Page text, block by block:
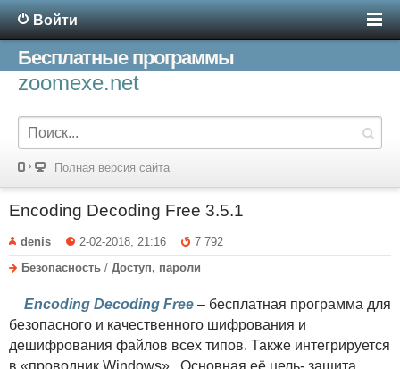
Войти
Бесплатные программы
zoomexe.net
Полная версия сайта
Encoding Decoding Free 3.5.1
denis 2-02-2018, 21:16
7 792
Безопасность / Доступ, пароли
Encoding Decoding Free – бесплатная программа для
безопасного и качественного шифрования и
дешифрования файлов всех типов. Также интегрируется
в «проводник Windows» . Основная её цель- защита